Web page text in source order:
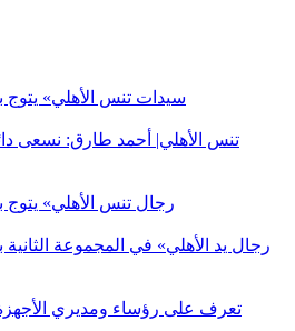
«سيدات تنس الأهلي» يتوج
تنس الأهلي| أحمد طارق: نسعى
«رجال تنس الأهلي» يتوج
تعرف على رؤساء ومديري